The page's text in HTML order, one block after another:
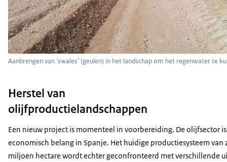
Aanbrengen van ‘swales’ (geulen) in het landschap om het regenwater te
Herstel van
Een nieuw project is momenteel in voorbereiding. De olijfsector
economisch belang in Spanje. Het huidige productiesysteem van
miljoen hectare wordt echter geconfronteerd met verschillende